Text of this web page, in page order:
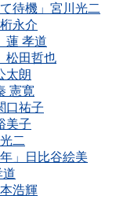
待機」宮川光二
永介
蓮 孝道
松田哲也
太朗
憲寛
口祐子
美子
二
」日比谷絵美
道
浩輝